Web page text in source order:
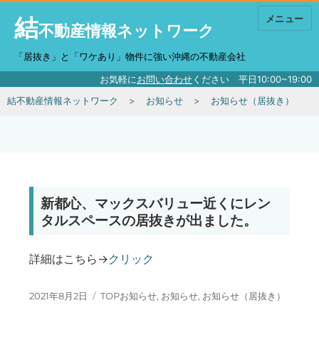
結不動産情報ネットワーク
「居抜き」と「ワケあり」物件に強い沖縄の不動産会社
お気軽にお問い合わせください 平日10:00~19:00
メニュー
結不動産情報ネットワーク お知らせ お知らせ（居抜き）
新都心、マックスバリュー近くにレン
タルスペースの居抜きが出ました。
詳細はこちら→クリック
投稿日:
2021年8月2日 カテゴリー
TOPお知らせ, お知らせ, お知らせ（居抜き）